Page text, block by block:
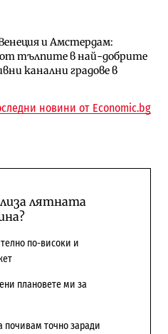
и Амстердам:
тълпите в най-добрите
канални градове в
ще работи само още
ако сушата продължи
за редки болести
на обществените
новини от Economic.bg
лятната
по-високи и
плановете ми за
почивам точно заради